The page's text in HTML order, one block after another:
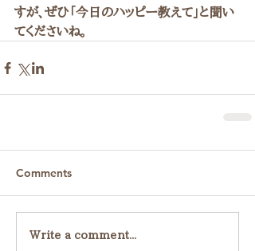
すが、ぜひ「今日のハッピー教えて」と聞い
てくださいね。
Comments
Write a comment...